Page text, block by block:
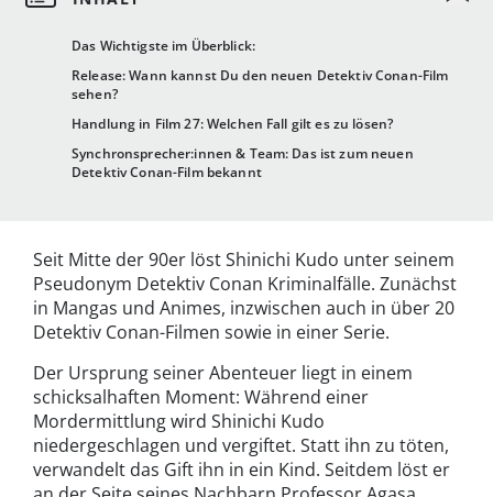
Das Wichtigste im Überblick:
Release: Wann kannst Du den neuen Detektiv Conan-Film
sehen?
Handlung in Film 27: Welchen Fall gilt es zu lösen?
Synchronsprecher:innen & Team: Das ist zum neuen
Detektiv Conan-Film bekannt
Seit Mitte der 90er löst Shinichi Kudo unter seinem
Pseudonym Detektiv Conan Kriminalfälle. Zunächst
in Mangas und Animes, inzwischen auch in über 20
Detektiv Conan-Filmen sowie in einer Serie.
Der Ursprung seiner Abenteuer liegt in einem
schicksalhaften Moment: Während einer
Mordermittlung wird Shinichi Kudo
niedergeschlagen und vergiftet. Statt ihn zu töten,
verwandelt das Gift ihn in ein Kind. Seitdem löst er